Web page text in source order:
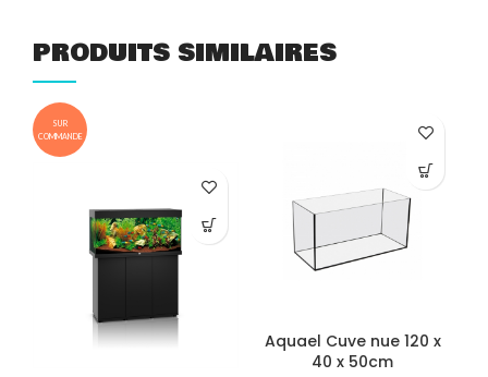
PRODUITS SIMILAIRES
SUR
COMMANDE
Aquael Cuve nue 120 x
40 x 50cm